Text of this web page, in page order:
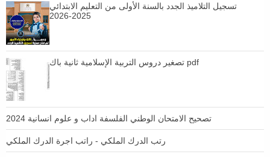
تسجيل التلاميذ الجدد بالسنة الأولى من التعليم الابتدائي
2025-2026
تصغير دروس التربية الإسلامية ثانية باك pdf
تصحيح الامتحان الوطني الفلسفة اداب و علوم انسانية 2024
رتب الدرك الملكي - راتب اجرة الدرك الملكي